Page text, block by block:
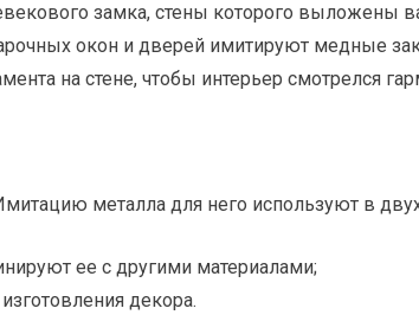
замка, стены которого выложены
окон и дверей имитируют медные
на стене, чтобы интерьер смотрелся
металла для него используют в
ее с другими материалами;
декора.